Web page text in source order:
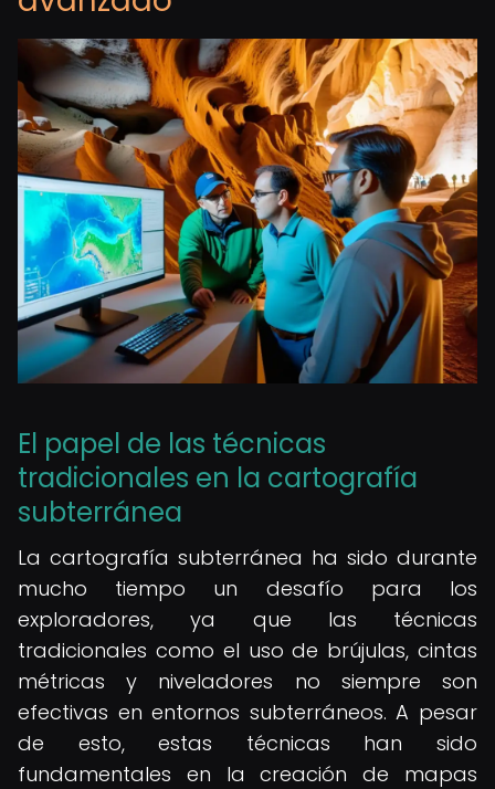
El papel de las técnicas
tradicionales en la cartografía
subterránea
La cartografía subterránea ha sido durante
mucho tiempo un desafío para los
exploradores, ya que las técnicas
tradicionales como el uso de brújulas, cintas
métricas y niveladores no siempre son
efectivas en entornos subterráneos. A pesar
de esto, estas técnicas han sido
fundamentales en la creación de mapas